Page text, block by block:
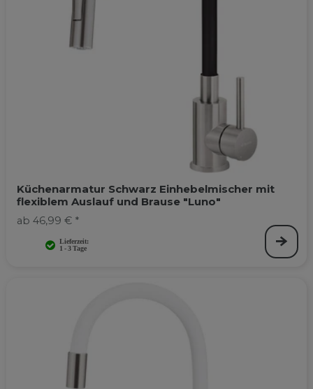
Küchenarmatur Schwarz Einhebelmischer mit
flexiblem Auslauf und Brause "Luno"
ab 46,99 € *